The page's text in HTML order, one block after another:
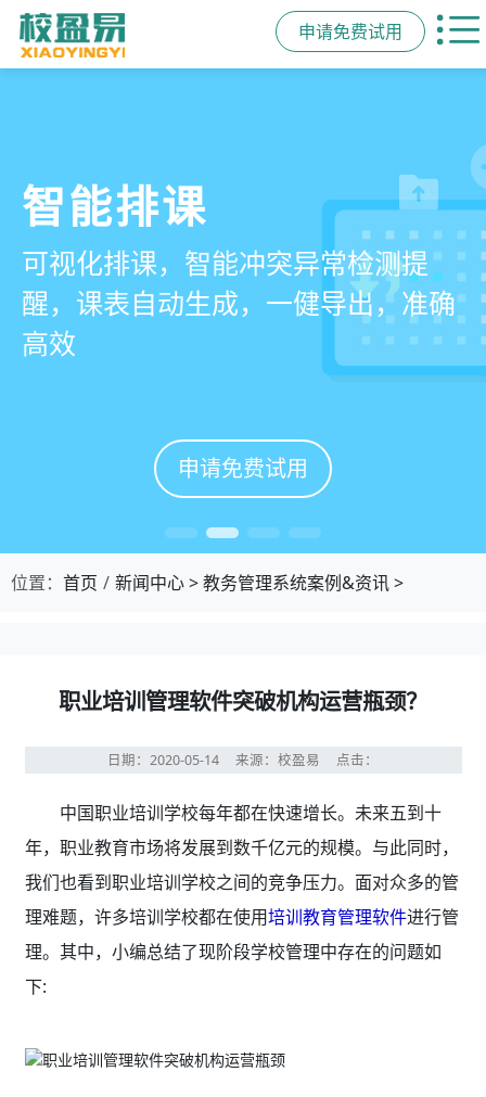
申请免费试用
管学校，用校盈易
培训机构教务管理系
统
有效提升运营管理效率45%
申请免费试用
智能排课
可视化排课，智能冲突异常检测提
醒，课表自动生成，一健导出，准确
高效
申请免费试用
课时统计
学员签到同步扣减课时，老师带课量
自动统计、汇总，数据清晰可查免扯
皮
申请免费试用
家校互动
一部手机链接教师、学员、家长，沟
通互动零距离，服务贴心铸口碑促续
费
申请免费试用
位置： 首页 新闻中心>教务管理系统案例&资讯>
职业培训管理软件突破机构运营瓶颈？
日期：2020-05-14 来源：校盈易 点击：
中国职业培训学校每年都在快速增长。未来五到十
年，职业教育市场将发展到数千亿元的规模。与此同时，
我们也看到职业培训学校之间的竞争压力。面对众多的管
理难题，许多培训学校都在使用培训教育管理软件进行管
理。其中，小编总结了现阶段学校管理中存在的问题如
下: